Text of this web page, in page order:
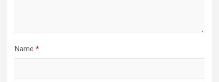
Name *